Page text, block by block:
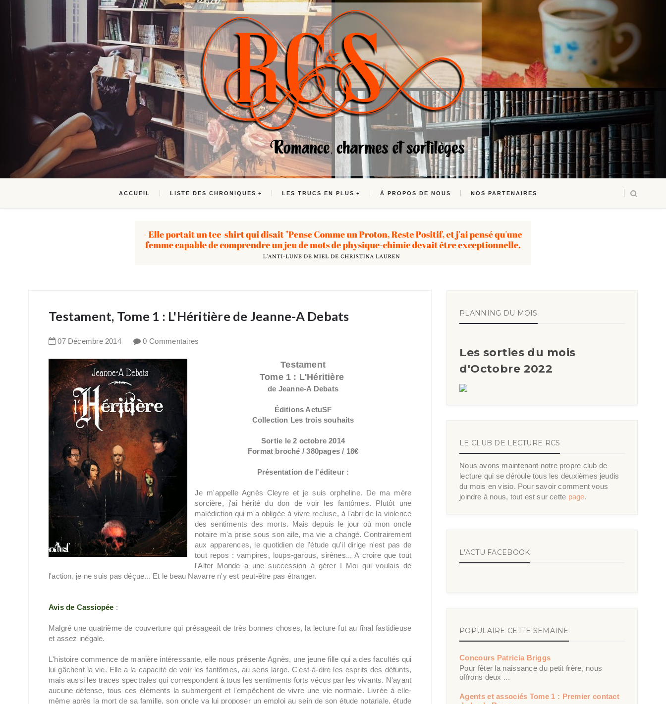
ACCUEIL LISTE DES CHRONIQUES LES TRUCS EN PLUS À PROPOS DE NOUS NOS PARTENAIRES
Testament, Tome 1 : L'Héritière de Jeanne-A Debats
07 Décembre 2014 0 Commentaires
Testament
Tome 1 : L'Héritière
de Jeanne-A Debats
Éditions ActuSF
Collection Les trois souhaits
Sortie le 2 octobre 2014
Format broché / 380pages / 18€
Présentation de l'éditeur :
Je m'appelle Agnès Cleyre et je suis orpheline. De ma mère
sorcière, j'ai hérité du don de voir les fantômes. Plutôt une
malédiction qui m'a obligée à vivre recluse, à l'abri de la violence
des sentiments des morts. Mais depuis le jour où mon oncle
notaire m'a prise sous son aile, ma vie a changé. Contrairement
aux apparences, le quotidien de l'étude qu'il dirige n'est pas de
tout repos : vampires, loups-garous, sirènes... A croire que tout
l'Alter Monde a une succession à gérer ! Moi qui voulais de
l'action, je ne suis pas déçue... Et le beau Navarre n'y est peut-être pas étranger.
Avis de Cassiopée :
Malgré une quatrième de couverture qui présageait de très bonnes choses, la lecture fut au final fastidieuse
et assez inégale.
L'histoire commence de manière intéressante, elle nous présente Agnès, une jeune fille qui a des facultés qui
lui gâchent la vie. Elle a la capacité de voir les fantômes, au sens large. C'est-à-dire les esprits des défunts,
mais aussi les traces spectrales qui correspondent à tous les sentiments forts vécus par les vivants. N'ayant
aucune défense, tous ces éléments la submergent et l'empêchent de vivre une vie normale. Livrée à elle-
même après la mort de sa famille, son oncle va lui proposer un emploi au sein de son étude notariale, étude
PLANNING DU MOIS
Les sorties du mois
d'Octobre 2022
LE CLUB DE LECTURE RCS
Nous avons maintenant notre propre club de
lecture qui se déroule tous les deuxièmes jeudis
du mois en visio. Pour savoir comment vous
joindre à nous, tout est sur cette page.
L'ACTU FACEBOOK
POPULAIRE CETTE SEMAINE
Concours Patricia Briggs
Pour fêter la naissance du petit frère, nous
offrons deux ...
Agents et associés Tome 1 : Premier contact